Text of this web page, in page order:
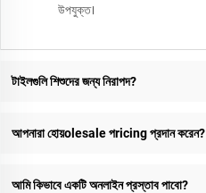
উপযুক্ত।
টাইলগুলি শিশুদের জন্য নিরাপদ?
আপনারা হোয়olesale পricing প্রদান করেন?
আমি কিভাবে একটি অনলাইন প্রস্তাব পাবো?